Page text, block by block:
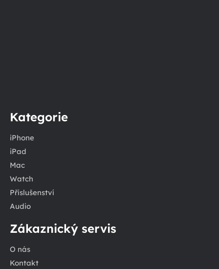
Kategorie
iPhone
iPad
Mac
Watch
Příslušenství
Audio
Zákaznický servis
O nás
Kontakt